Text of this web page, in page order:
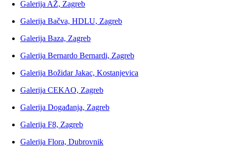
Galerija AŽ, Zagreb
Galerija Bačva, HDLU, Zagreb
Galerija Baza, Zagreb
Galerija Bernardo Bernardi, Zagreb
Galerija Božidar Jakac, Kostanjevica
Galerija CEKAO, Zagreb
Galerija Događanja, Zagreb
Galerija F8, Zagreb
Galerija Flora, Dubrovnik